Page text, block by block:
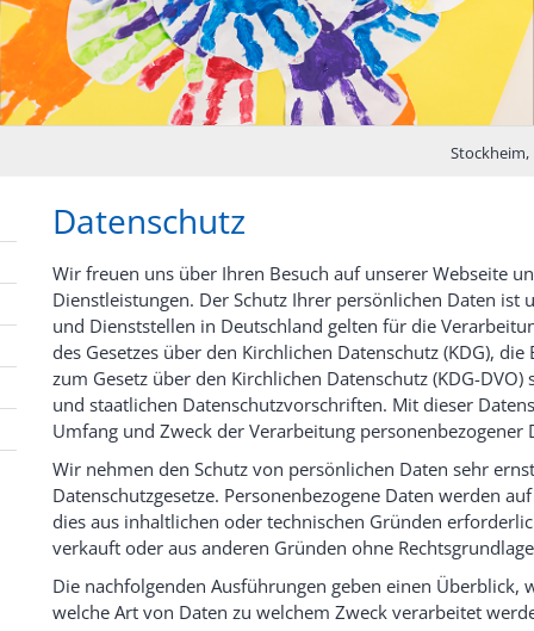
Stockheim,
Datenschutz
Wir freuen uns über Ihren Besuch auf unserer Webseite
Dienstleistungen. Der Schutz Ihrer persönlichen Daten ist
und Dienststellen in Deutschland gelten für die
des Gesetzes über den Kirchlichen Datenschutz (KDG),
zum Gesetz über den Kirchlichen Datenschutz (KDG-
und staatlichen Datenschutzvorschriften. Mit dieser
Umfang und Zweck der Verarbeitung
Wir nehmen den Schutz von persönlichen Daten sehr
Datenschutzgesetze. Personenbezogene Daten werden
dies aus inhaltlichen oder technischen Gründen
verkauft oder aus anderen Gründen ohne
Die nachfolgenden Ausführungen geben einen Überblick,
welche Art von Daten zu welchem Zweck verarbeitet